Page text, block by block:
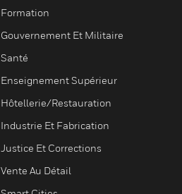
Formation
Gouvernement Et Militaire
Santé
Enseignement Supérieur
Hôtellerie/Restauration
Industrie Et Fabrication
Justice Et Corrections
Vente Au Détail